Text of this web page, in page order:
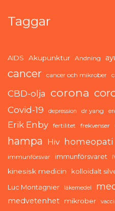
Taggar
AIDS Akupunktur Andning
cancer cancer och mikrober
CBD-olja corona
Covid-19 depression dr yang
Erik Enby fertilitet frekvenser
hampa Hiv homeopati
immunförsvar immunförsvaret
kinesisk medicin kolloidalt
Luc Montagnier läkemedel
medvetenhet mikrober